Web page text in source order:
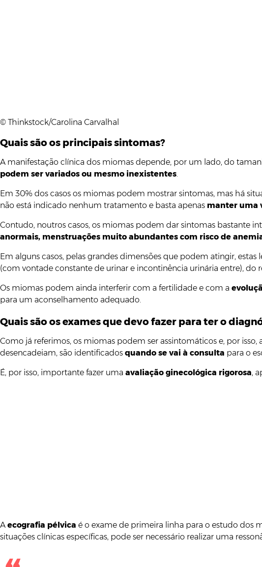
© Thinkstock/Carolina Carvalhal
Quais são os principais sintomas?
A manifestação clínica dos miomas depende, por um lado, do
podem ser variados ou mesmo inexistentes
Em 30% dos casos os miomas podem mostrar sintomas, mas há
não está indicado nenhum tratamento e basta apenas manter uma
Contudo, noutros casos, os miomas podem dar sintomas bastante
anormais, menstruações muito abundantes com risco de
Em alguns casos, pelas grandes dimensões que podem atingir,
(com vontade constante de urinar e incontinência urinária entre), do
Os miomas podem ainda interferir com a fertilidade e com a
para um aconselhamento adequado.
Quais são os exames que devo fazer para ter o
Como já referimos, os miomas podem ser assintomáticos e, por
desencadeiam, são identificados quando se vai à consulta para o
É, por isso, importante fazer uma avaliação ginecológica rigorosa,
A ecografia pélvica é o exame de primeira linha para o estudo dos
situações clínicas específicas, pode ser necessário realizar uma